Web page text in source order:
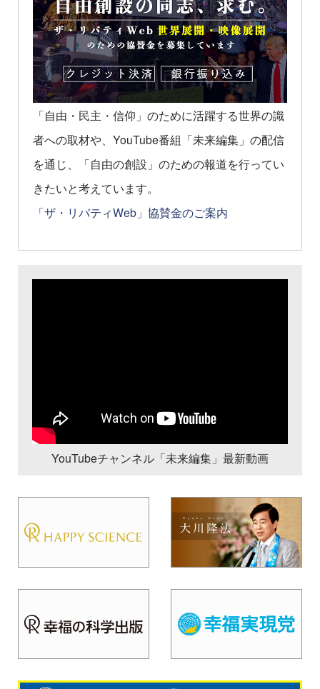
「自由・民主・信仰」のために活躍する世界の識
者への取材や、YouTube番組「未来編集」の配信
を通じ、「自由の創設」のための報道を行ってい
きたいと考えています。
「ザ・リバティWeb」協賛金のご案内
YouTubeチャンネル「未来編集」最新動画